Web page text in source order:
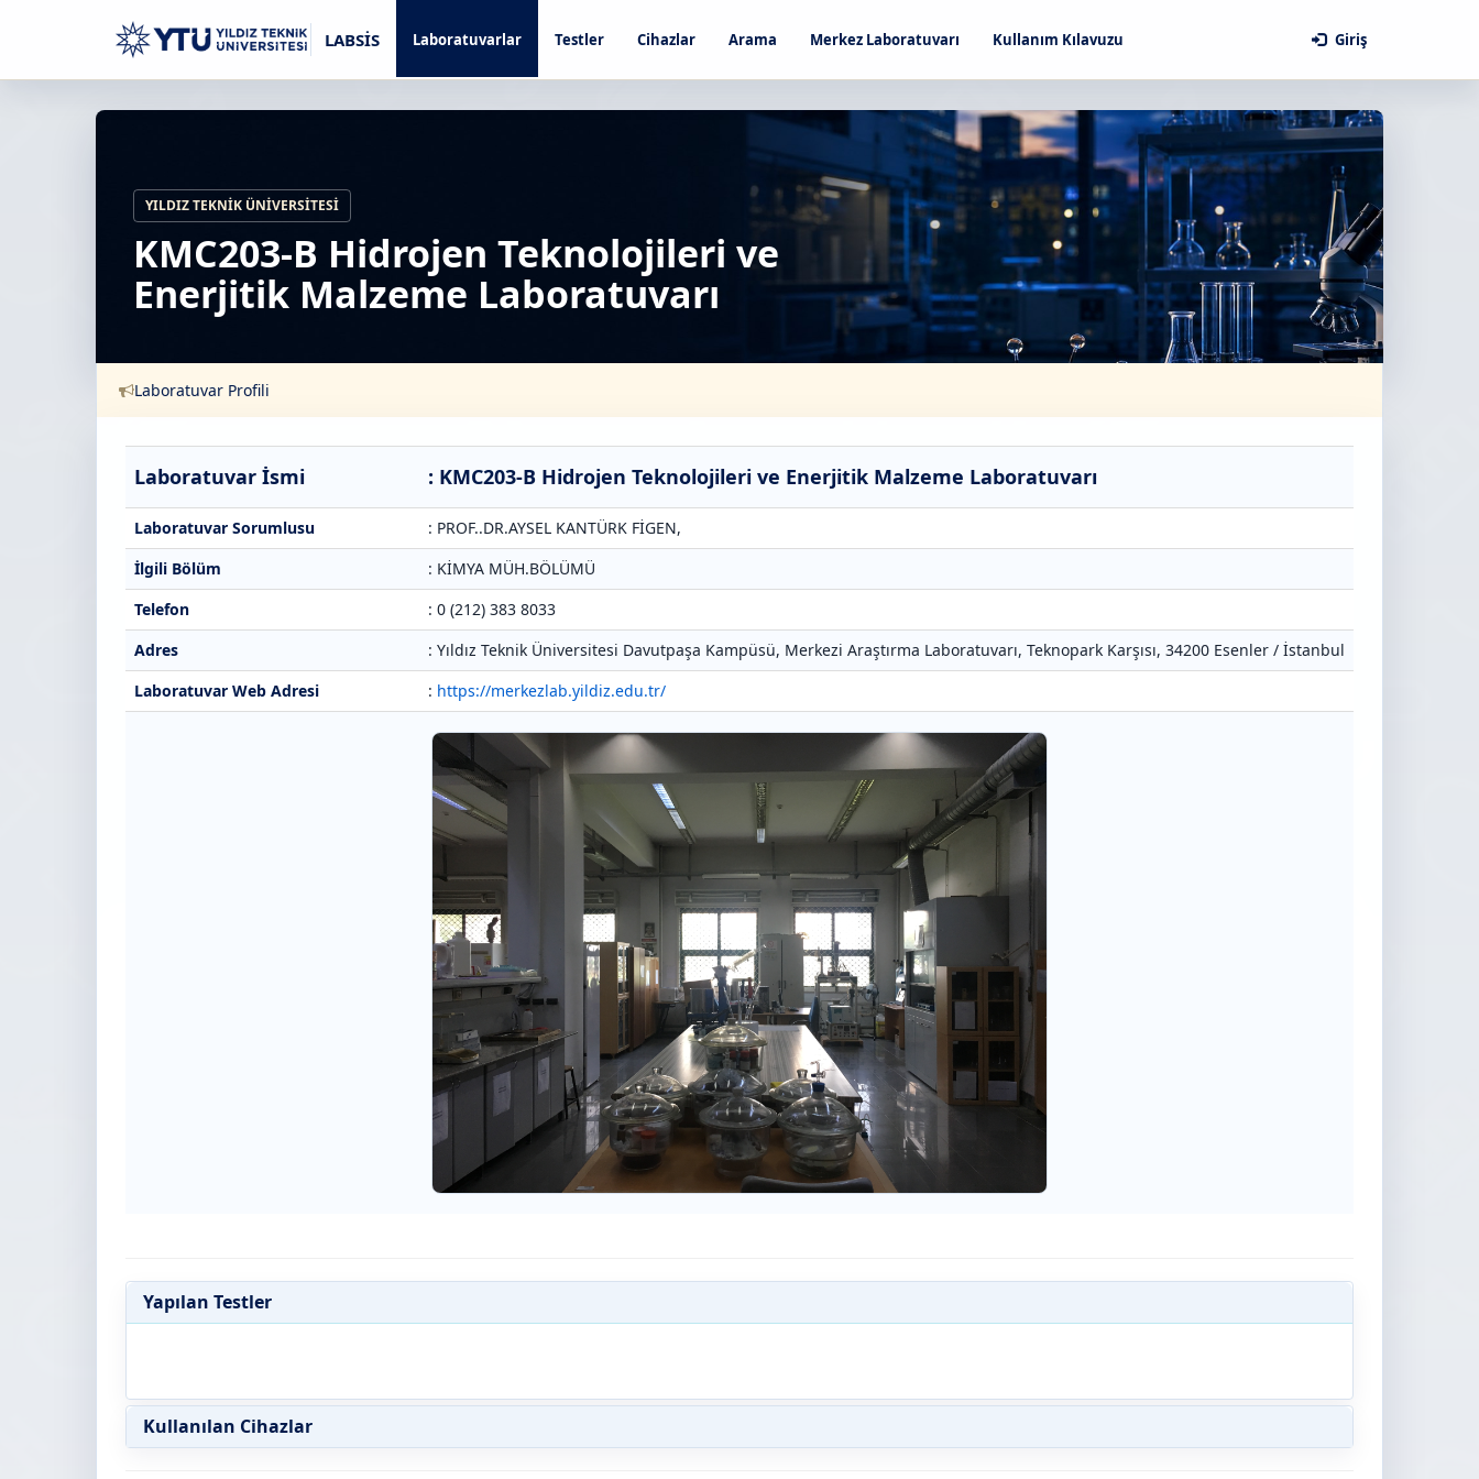
LABSİS Laboratuvarlar Testler Cihazlar Arama Merkez Laboratuvarı Kullanım Kılavuzu Giriş
YILDIZ TEKNIK ÜNIVERSITESI
KMC203-B Hidrojen Teknolojileri ve
Enerjitik Malzeme Laboratuvarı
Laboratuvar Profili
Laboratuvar İsmi : KMC203-B Hidrojen Teknolojileri ve Enerjitik Malzeme Laboratuvarı
Laboratuvar Sorumlusu
: PROF..DR.AYSEL KANTÜRK FİGEN,
İlgili Bölüm
: KİMYA MÜH.BÖLÜMÜ
Telefon
: 0 (212) 383 8033
Adres
: Yıldız Teknik Üniversitesi Davutpaşa Kampüsü, Merkezi Araştırma Laboratuvarı, Teknopark Karşısı, 34200 Esenler / İstanbul
Laboratuvar Web Adresi
: https://merkezlab.yildiz.edu.tr/
Yapılan Testler
Kullanılan Cihazlar